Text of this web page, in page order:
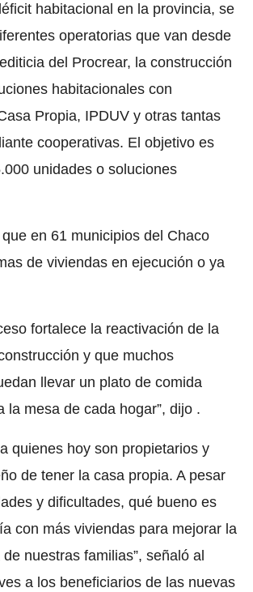
habitacional en la provincia, se
operatorias que van desde
del Procrear, la construcción
habitacionales con
Propia, IPDUV y otras tantas
cooperativas. El objetivo es
unidades o soluciones
en 61 municipios del Chaco
de viviendas en ejecución o ya
fortalece la reactivación de la
y que muchos
llevar un plato de comida
la mesa de cada hogar”, dijo .
quienes hoy son propietarios y
de tener la casa propia. A pesar
y dificultades, qué bueno es
con más viviendas para mejorar la
nuestras familias”, señaló al
a los beneficiarios de las nuevas